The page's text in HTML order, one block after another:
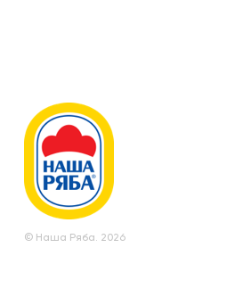
© Наша Ряба. 2026